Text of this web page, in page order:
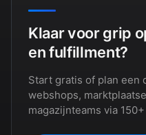
Klaar voor grip
en fulfillment?
Start gratis of plan een
webshops,
magazijnteams via